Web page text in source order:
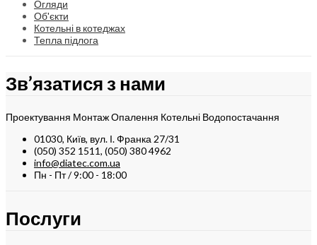
Огляди
Об'єкти
Котельні в котеджах
Тепла підлога
Зв’язатися з нами
Проектування Монтаж Опалення Котельні Водопостачання
01030, Київ, вул. І. Франка 27/31
(050) 352 1511, (050) 380 4962
info@diatec.com.ua
Пн - Пт / 9:00 - 18:00
Послуги